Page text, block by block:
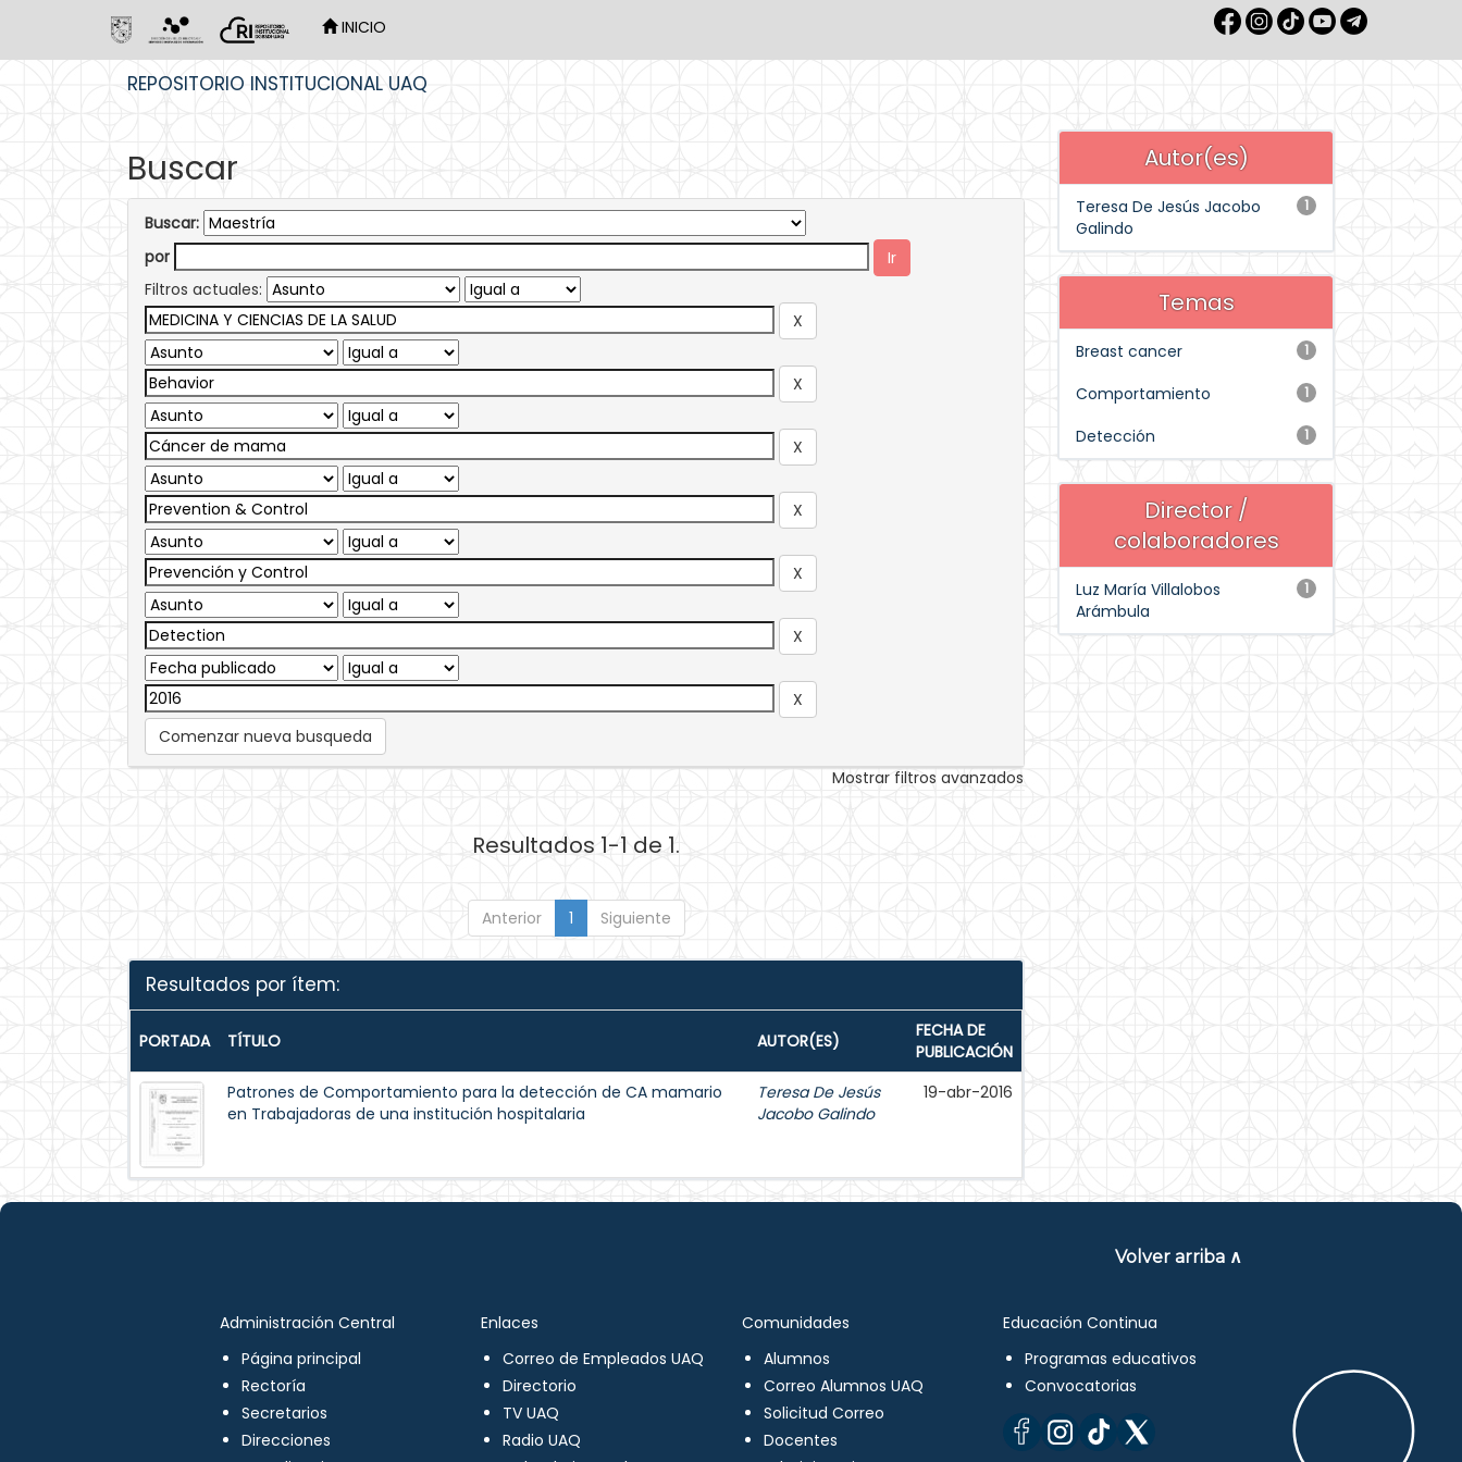
INICIO
REPOSITORIO INSTITUCIONAL UAQ
Buscar
Buscar:
por
Filtros actuales:
Comenzar nueva busqueda
Mostrar filtros avanzados
Resultados 1-1 de 1.
Anterior 1 Siguiente
Resultados por ítem:
PORTADA TÍTULO AUTOR(ES)
FECHA DE
PUBLICACIÓN
Patrones de Comportamiento para la detección de CA mamario
en Trabajadoras de una institución hospitalaria
Teresa De Jesús
Jacobo Galindo
19-abr-2016
Autor(es)
1
Teresa De Jesús Jacobo
Galindo
Temas
1
Breast cancer
1
Comportamiento
1
Detección
Director /
colaboradores
1
Luz María Villalobos
Arámbula
Volver arriba ∧
Administración Central
Página principal
Rectoría
Secretarios
Direcciones
Enlaces
Correo de Empleados UAQ
Directorio
TV UAQ
Radio UAQ
Comunidades
Alumnos
Correo Alumnos UAQ
Solicitud Correo
Docentes
Educación Continua
Programas educativos
Convocatorias